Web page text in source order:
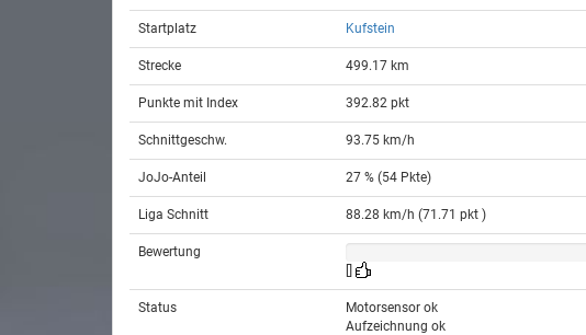
Startplatz Kufstein
Strecke 499.17 km
Punkte mit Index 392.82 pkt
Schnittgeschw. 93.75 km/h
JoJo-Anteil 27 % (54 Pkte)
Liga Schnitt 88.28 km/h (71.71 pkt )
Bewertung
[]
Status
Motorsensor ok
Aufzeichnung ok